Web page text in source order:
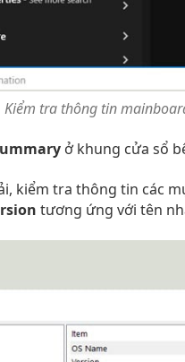
Kiểm tra thông tin
ở khung cửa sổ
kiểm tra thông tin các
tương ứng với tên